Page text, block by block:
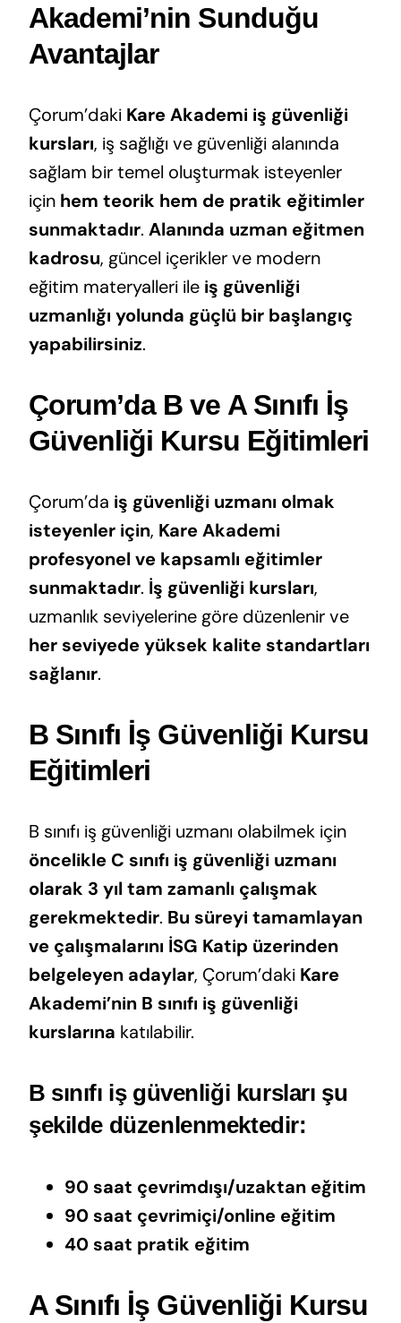
Akademi’nin Sunduğu
Avantajlar
Çorum’daki Kare Akademi iş güvenliği
kursları, iş sağlığı ve güvenliği alanında
sağlam bir temel oluşturmak isteyenler
için hem teorik hem de pratik eğitimler
sunmaktadır. Alanında uzman eğitmen
kadrosu, güncel içerikler ve modern
eğitim materyalleri ile iş güvenliği
uzmanlığı yolunda güçlü bir başlangıç
yapabilirsiniz.
Çorum’da B ve A Sınıfı İş
Güvenliği Kursu Eğitimleri
Çorum’da iş güvenliği uzmanı olmak
isteyenler için, Kare Akademi
profesyonel ve kapsamlı eğitimler
sunmaktadır. İş güvenliği kursları,
uzmanlık seviyelerine göre düzenlenir ve
her seviyede yüksek kalite standartları
sağlanır.
B Sınıfı İş Güvenliği Kursu
Eğitimleri
B sınıfı iş güvenliği uzmanı olabilmek için
öncelikle C sınıfı iş güvenliği uzmanı
olarak 3 yıl tam zamanlı çalışmak
gerekmektedir. Bu süreyi tamamlayan
ve çalışmalarını İSG Katip üzerinden
belgeleyen adaylar, Çorum’daki Kare
Akademi’nin B sınıfı iş güvenliği
kurslarına katılabilir.
B sınıfı iş güvenliği kursları şu
şekilde düzenlenmektedir:
90 saat çevrimdışı/uzaktan eğitim
90 saat çevrimiçi/online eğitim
40 saat pratik eğitim
A Sınıfı İş Güvenliği Kursu